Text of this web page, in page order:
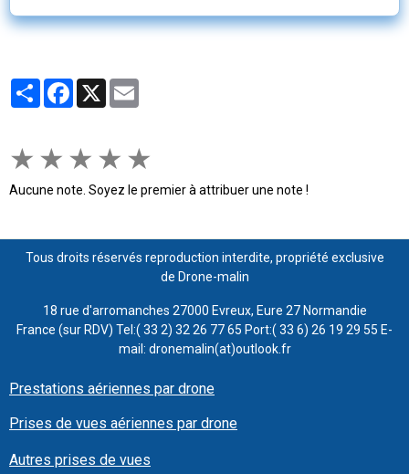
PartagerFacebook
X
★ ★ ★ ★ ★
Aucune note. Soyez le premier à attribuer une note !
Tous droits réservés reproduction interdite, propriété exclusive
de Drone-malin
18 rue d'arromanches 27000 Evreux, Eure 27 Normandie
France (sur RDV) Tel:( 33 2) 32 26 77 65 Port:( 33 6) 26 19 29 55 E-
mail: dronemalin(at)outlook.fr
Prestations aériennes par drone
Prises de vues aériennes par drone
Autres prises de vues